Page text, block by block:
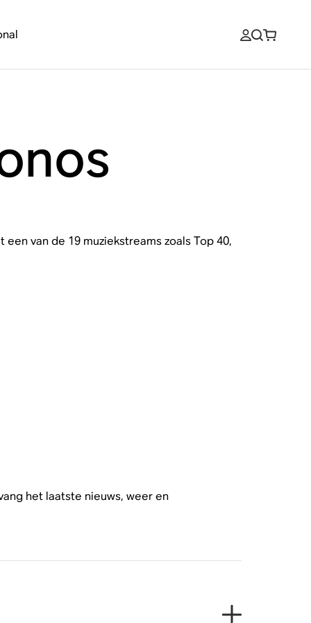
een van de 19 muziekstreams zoals Top 40,
het laatste nieuws, weer en